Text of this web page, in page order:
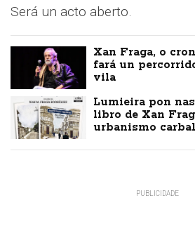
Será un acto aberto.
Xan Fraga, o
fará un
vila
Lumieira pon
libro de Xan
urbanismo